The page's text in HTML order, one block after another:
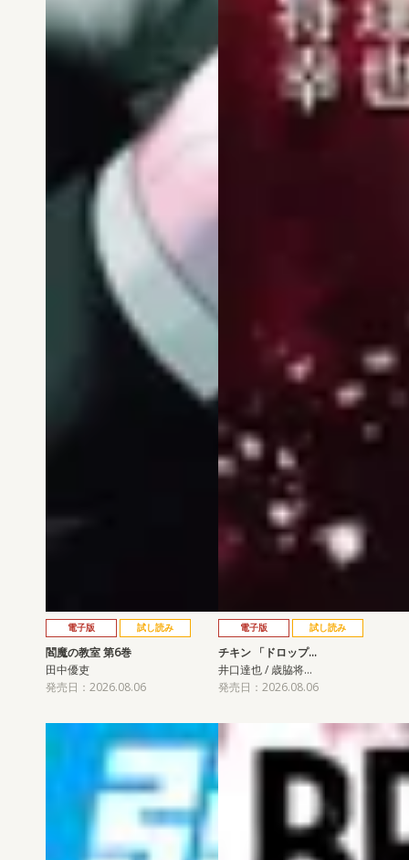
電子版 試し読み
閻魔の教室 第6巻
田中優吏
発売日：2026.08.06
電子版 試し読み
チキン 「ドロップ…
井口達也 / 歳脇将…
発売日：2026.08.06